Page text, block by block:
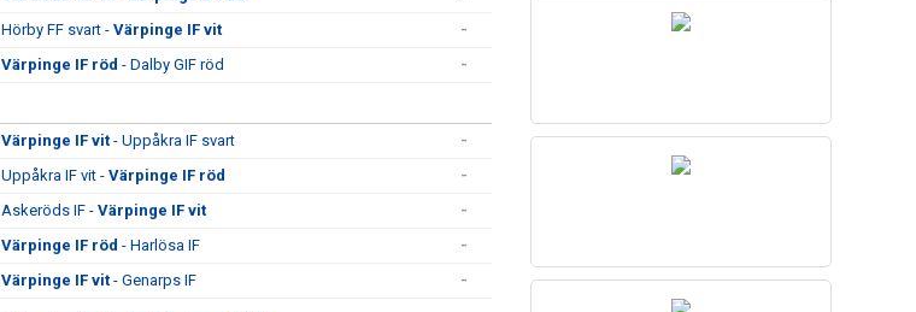
Hörby FF svart - Värpinge IF vit
-
Värpinge IF röd - Dalby GIF röd -
Värpinge IF vit - Uppåkra IF svart
-
Uppåkra IF vit - Värpinge IF röd
-
Askeröds IF - Värpinge IF vit
-
Värpinge IF röd - Harlösa IF
-
Värpinge IF vit - Genarps IF -